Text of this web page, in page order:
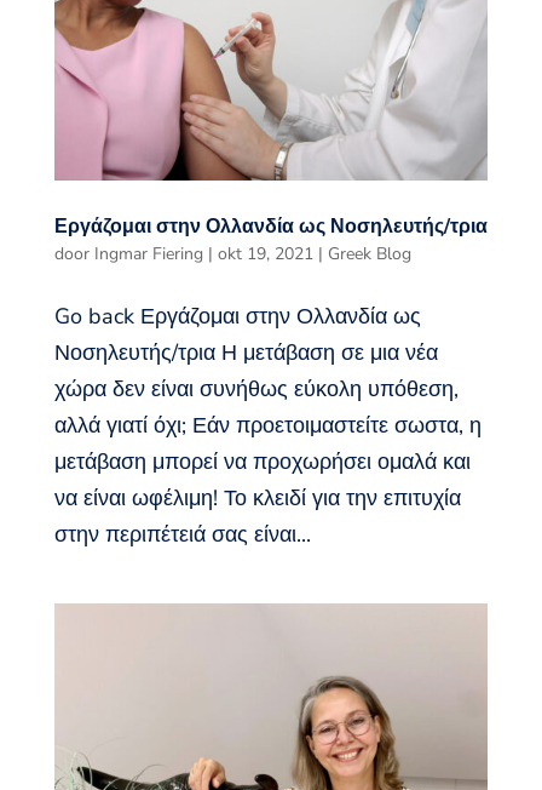
Εργάζομαι στην Ολλανδία ως Νοσηλευτής/τρια
door Ingmar Fiering | okt 19, 2021| Greek Blog
Go back Εργάζομαι στην Ολλανδία ως
Νοσηλευτής/τρια Η μετάβαση σε μια νέα
χώρα δεν είναι συνήθως εύκολη υπόθεση,
αλλά γιατί όχι; Εάν προετοιμαστείτε σωστα, η
μετάβαση μπορεί να προχωρήσει ομαλά και
να είναι ωφέλιμη! Το κλειδί για την επιτυχία
στην περιπέτειά σας είναι...